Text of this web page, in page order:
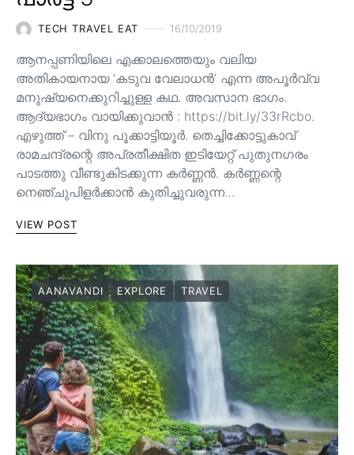
TECH TRAVEL EAT 16/10/2019
ആനപ്പണിയിലെ എക്കാലത്തെയും വലിയ
അതികായനായ ‘കടുവ വേലാധൻ’ എന്ന അപൂർവ്വ
മനുഷ്യനെക്കുറിച്ചുള്ള കഥ. അവസാന ഭാഗം.
ആദ്യഭാഗം വായിക്കുവാൻ : https://bit.ly/33rRcbo.
എഴുത്ത് – വിനു പൂക്കാട്ടിയൂർ. തെച്ചിക്കോട്ടുകാവ്
രാമചന്ദ്രന്റെ അപ്രതീക്ഷിത ഇടിയേറ്റ് പുതുനഗരം
പാടത്തു വീണ്ടുകിടക്കുന്ന കർണ്ണൻ. കർണ്ണന്റെ
നെഞ്ചുപിളർക്കാൻ കുതിച്ചുവരുന്ന…
VIEW POST
AANAVANDI EXPLORE TRAVEL